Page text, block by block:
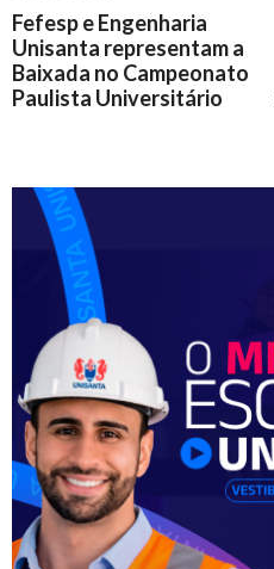
Fefesp e Engenharia
Unisanta representam a
Baixada no Campeonato
Paulista Universitário